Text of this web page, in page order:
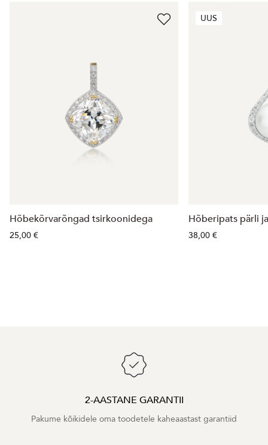
Hõbekõrvarõngad tsirkoonidega
25,00 €
UUS
Hõberipats pärli
38,00 €
2-AASTANE GARANTII
Pakume kõikidele oma toodetele kaheaastast garantiid